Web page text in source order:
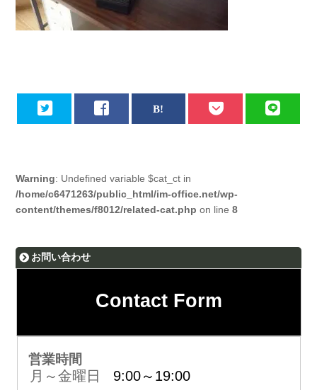
Warning: Undefined variable $cat_ct in
/home/c6471263/public_html/im-office.net/wp-
content/themes/f8012/related-cat.php on line8
お問い合わせ
Contact Form
営業時間
月～金曜日 9:00～19:00